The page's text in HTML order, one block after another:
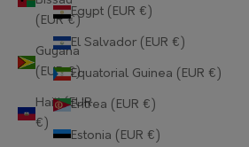
(EUR €)
Guyana
(EUR €)
Haiti (EUR
€)
Egypt (EUR €)
El Salvador (EUR €)
Equatorial Guinea (EUR €)
Eritrea (EUR €)
Estonia (EUR €)